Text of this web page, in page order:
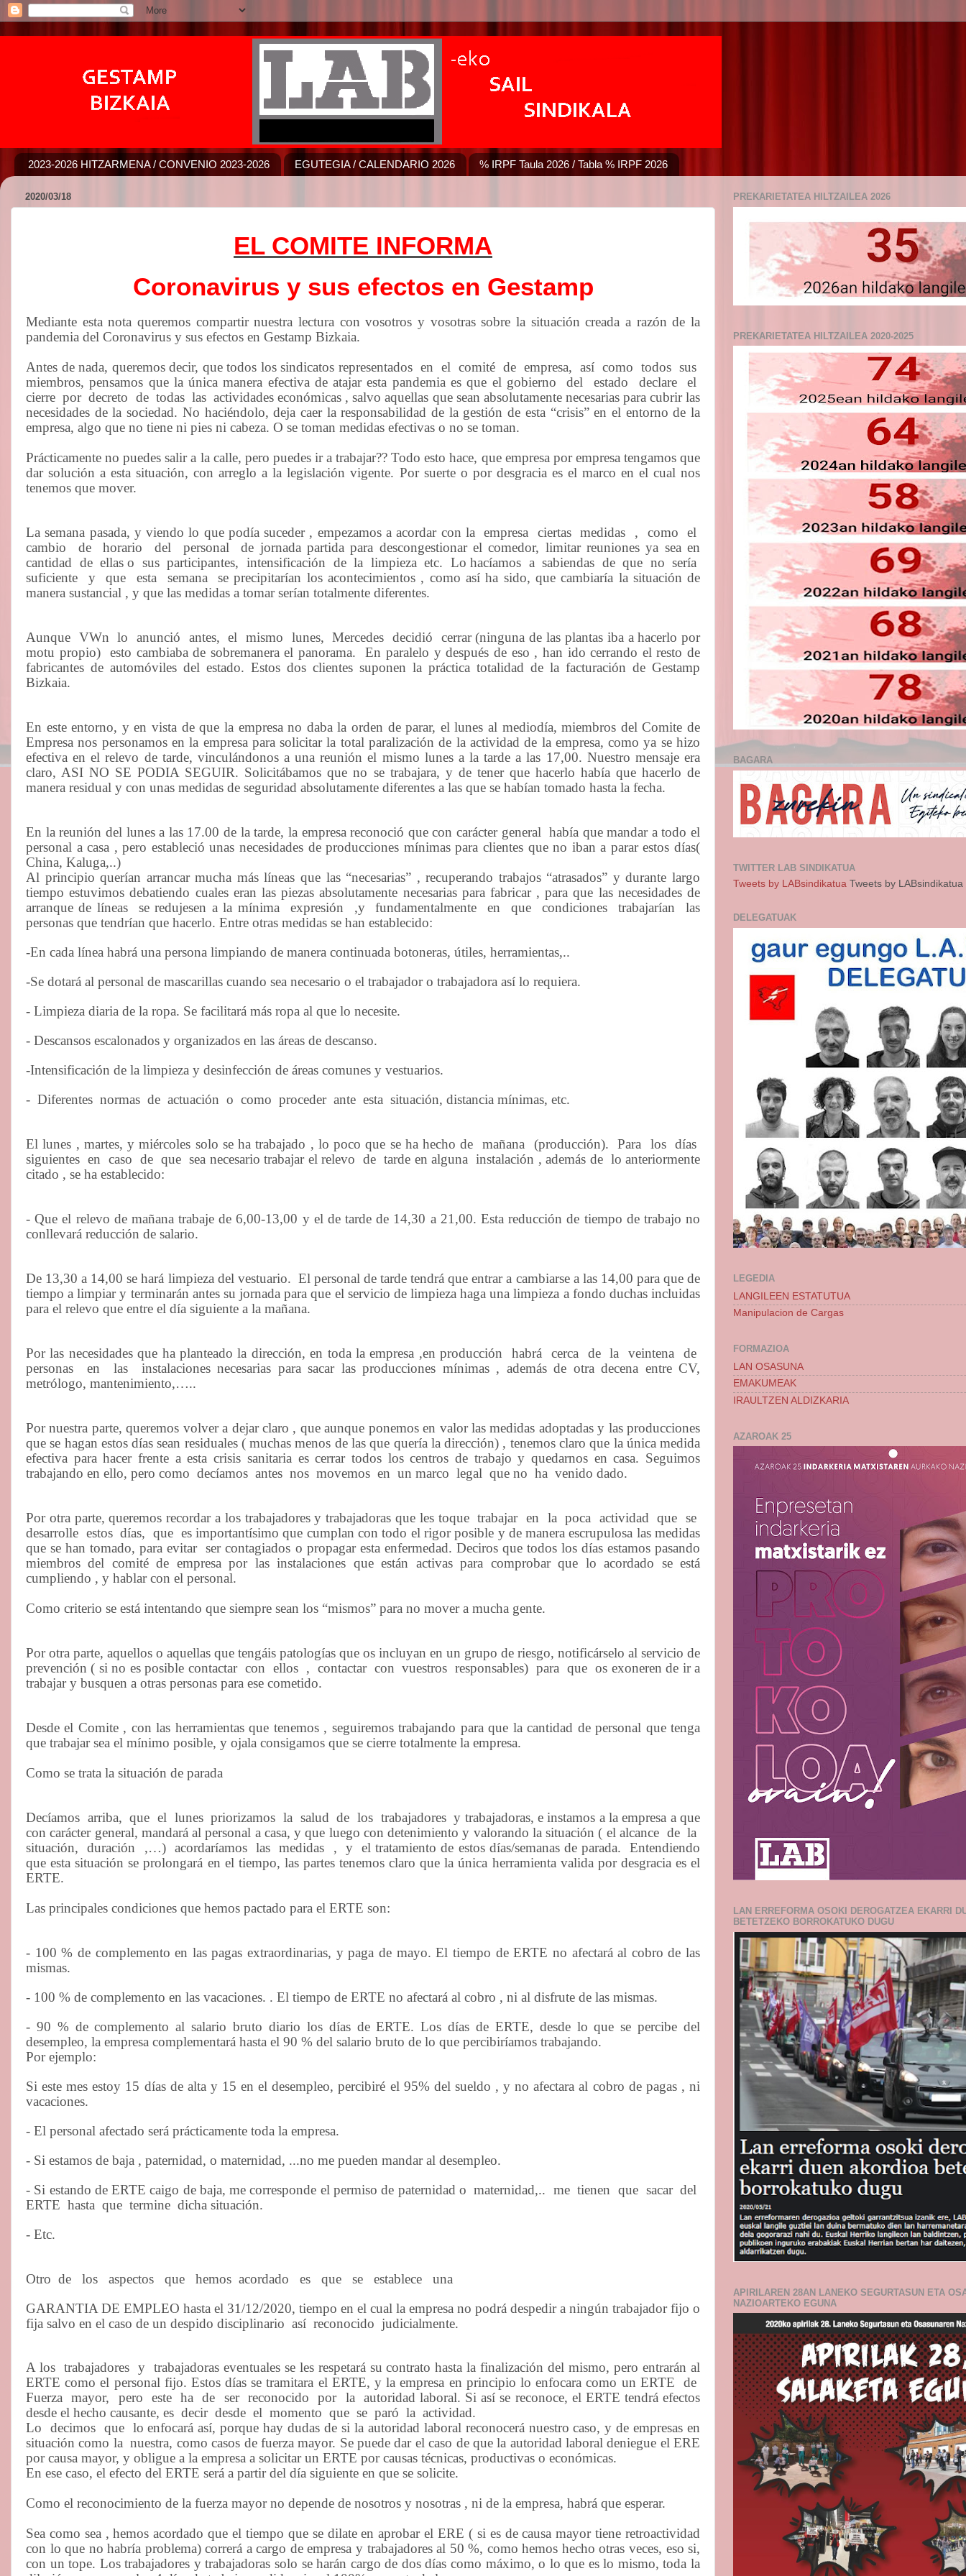
2023-2026 HITZARMENA / CONVENIO 2023-2026 EGUTEGIA / CALENDARIO 2026 % IRPF Taula 2026 / Tabla % IRPF 2026
2020/03/18
EL COMITE INFORMA
Coronavirus y sus efectos en Gestamp
Mediante esta nota queremos compartir nuestra lectura con vosotros y vosotras sobre la situación creada a razón de la
pandemia del Coronavirus y sus efectos en Gestamp Bizkaia.
Antes de nada, queremos decir, que todos los sindicatos representados en el comité de empresa, así como todos sus
miembros, pensamos que la única manera efectiva de atajar esta pandemia es que el gobierno
del estado declare
el
cierre por decreto de todas las actividadeseconómicas , salvo aquellas que sean absolutamente necesarias para cubrir las
necesidades de la sociedad. No haciéndolo, deja caer la responsabilidad de la gestión de esta “crisis” en el entorno de la
empresa, algo que no tiene ni pies ni cabeza. O se toman medidas efectivas o no se toman.
Prácticamente nopuedes salir a la calle, pero puedes ir a trabajar?? Todo esto hace, que empresa por empresa tengamos que
dar solución a esta situación, con arreglo a la legislación vigente. Por suerte o por desgracia es el marco en el cual nos
tenemos que mover.
La semana pasada, y viendo lo que podía suceder , empezamos a acordar con la empresa ciertas medidas , como
el
cambio
de horario del personal
de jornada partida para descongestionar el comedor, limitar reuniones ya sea en
cantidad de ellas o sus participantes, intensificación de la limpieza etc. Lo hacíamos a sabiendas de que no sería
suficiente
y que esta semana se precipitarían los acontecimientos , como así ha sido, que cambiaría la situaciónde
manera sustancial , y que las medidas a tomar serían totalmente diferentes.
Aunque VWn lo anunció antes, el mismo lunes, Mercedes decidió
cerrar (ninguna de las plantas iba a hacerlo por
motu propio)
esto cambiaba de sobremanera el panorama. En paralelo y después de eso , han ido cerrando elresto de
fabricantes de automóviles del estado. Estos dos clientes suponen la práctica totalidad de la facturación de Gestamp
Bizkaia.
En este entorno, y en vista de que la empresa no daba la orden de parar, el lunes al mediodía, miembros del Comite de
Empresa nos personamos en la empresa para solicitar la total paralización de la actividad de la empresa, como ya se hizo
efectiva en el relevo de tarde, vinculándonos a una reunión el mismo lunes a la tarde a las 17,00. Nuestro mensaje era
claro, ASI NO SE PODIA SEGUIR. Solicitábamos que no se trabajara, y de tener que hacerlo había que hacerlo de
manera residual y con unas medidas de seguridad absolutamente diferentes a las que se habían tomado hasta la fecha.
En la reunión del lunes a las 17.00 de la tarde, la empresa reconoció que con carácter general había que mandar a todo el
personal a casa , pero estableció unas necesidades de producciones mínimas para clientes que no iban a parar estos días(
China, Kaluga,..)
Al principio querían arrancar mucha más líneas que las “necesarias” , recuperando trabajos “atrasados” y durante largo
tiempo estuvimos debatiendo cuales eran las piezas absolutamente necesarias para fabricar , para que las necesidades de
arranque de líneas
se redujesen a la mínima expresión ,y fundamentalmente en que condiciones trabajarían
las
personas que tendrían que hacerlo. Entre otras medidas se han establecido:
-En cada línea habrá una persona limpiando de manera continuada botoneras, útiles, herramientas,..
-Se dotará al personal de mascarillas cuando sea necesario o el trabajador o trabajadora así lo requiera.
- Limpieza diaria de la ropa. Se facilitará más ropa al que lo necesite.
- Descansos escalonados y organizados en las áreas de descanso.
-Intensificación de la limpieza y desinfección de áreas comunes y vestuarios.
- Diferentes normas de actuación o como proceder ante esta situación, distancia mínimas, etc.
El lunes , martes, y miércoles solo se ha trabajado , lo poco que se ha hecho de mañana (producción). Para los días
siguientes en caso de que sea necesario trabajar el relevo de tarde en alguna instalación , además de lo anteriormente
citado , se ha establecido:
- Que el relevo de mañana trabaje de 6,00-13,00 y el de tarde de 14,30 a 21,00. Esta reducción de tiempo de trabajo no
conllevará reducción de salario.
De 13,30 a 14,00 se hará limpieza del vestuario. El personal de tarde tendrá que entrar a cambiarse a las 14,00 para que de
tiempo a limpiar y terminarán antes su jornada para que el servicio de limpieza haga una limpieza a fondo duchas incluidas
para el relevo que entre el día siguiente a la mañana.
Por las necesidades que ha planteado la dirección, en toda la empresa ,en producción habrá cerca de la veintena
de
personas
en las
instalaciones necesarias para sacar las producciones mínimas , además de otra decena entre CV,
metrólogo, mantenimiento,…..
Por nuestra parte, queremos volver a dejar claro , que aunque ponemos en valor las medidas adoptadas y las producciones
que se hagan estos días sean residuales ( muchas menos de las que quería la dirección) , tenemos claro que la única medida
efectiva para hacer frente a esta crisis sanitaria es cerrar todos los centros de trabajo y quedarnos en casa. Seguimos
trabajando en ello, pero como decíamos antes nos movemos en un marco legal que no ha venido dado.
Por otra parte, queremos recordar a los trabajadores y trabajadoras que les toque trabajar en la poca actividad que se
desarrolle estos días, que es importantísimo que cumplan con todo el rigor posible y de manera escrupulosa las medidas
que se han tomado, para evitar ser contagiados o propagar esta enfermedad. Deciros que todos los días estamos pasando
miembros del comité de empresa por las instalaciones que están activas para comprobar que lo acordado se está
cumpliendo , y hablar con el personal.
Como criterio se está intentando que siempre sean los “mismos” para no mover a mucha gente.
Por otra parte, aquellos o aquellas que tengáis patologías que os incluyan en un grupo de riesgo, notificárselo al servicio de
prevención ( si no es posible contactar con ellos , contactar con vuestros responsables) para que os exoneren de ir a
trabajar y busquen a otras personas para ese cometido.
Desde el Comite , con las herramientas que tenemos , seguiremos trabajando para que la cantidad de personal que tenga
que trabajar sea el mínimo posible, y ojala consigamos que se cierre totalmente la empresa.
Como se trata la situación de parada
Decíamos arriba, que el lunes priorizamos la salud de los trabajadores y trabajadoras, e instamos a la empresa a que
con carácter general, mandará al personal a casa, y que luego con detenimiento y valorando la situación ( el alcance de la
situación,
duración ,…) acordaríamos las medidas , y el tratamiento de estos días/semanas de parada.
Entendiendo
que esta situación se prolongará en el tiempo, las partes tenemos claro que la única herramienta valida por desgracia es el
ERTE.
Las principales condiciones que hemos pactado para el ERTE son:
- 100 % de complemento en las pagas extraordinarias, y paga de mayo. El tiempo de ERTE no afectará al cobro de las
mismas.
- 100 % de complemento en las vacaciones. . El tiempo de ERTE no afectará al cobro , ni al disfrute de las mismas.
- 90 % de complemento al salario bruto diario los días de ERTE. Los días de ERTE, desde lo que se percibe del
desempleo, la empresa complementará hasta el 90 % del salario bruto de lo que percibiríamos trabajando.
Por ejemplo:
Si este mes estoy 15 días de alta y 15 en el desempleo, percibiré el 95% del sueldo , y no afectara al cobro de pagas , ni
vacaciones.
- El personal afectado será prácticamente toda la empresa.
- Si estamos de baja , paternidad, o maternidad, ...no me pueden mandar al desempleo.
- Si estando de ERTE caigo de baja, me corresponde el permiso de paternidad o maternidad,.. me tienen que sacar del
ERTE hasta que termine dicha situación.
- Etc.
Otro de los aspectos que hemos acordado es que se establece
una
GARANTIA DE EMPLEO hasta el 31/12/2020, tiempo en el cual la empresa no podrá despedir a ningún trabajador fijo o
fija salvo en el caso de un despido disciplinario así reconocido judicialmente.
A los trabajadores y trabajadoras eventuales se les respetará su contrato hasta la finalización del mismo, pero entrarán al
ERTE como el personal fijo. Estos días se tramitara el ERTE, y la empresa en principio lo enfocara como un ERTE
de
Fuerza
mayor, pero este ha de ser reconocido por la
autoridad laboral. Si así se reconoce, el ERTE tendrá efectos
desde el hecho causante, es decir desde el momento que se paró la actividad.
Lo
decimos que lo enfocará así, porque hay dudas de si la autoridad laboral reconocerá nuestro caso, y de empresas en
situación como la nuestra, como casos de fuerza mayor. Se puede dar el caso de que la autoridad laboral deniegue el ERE
por causa mayor, y obligue a la empresa a solicitar un ERTE por causas técnicas, productivas o económicas.
En ese caso, el efecto del ERTE será a partir del día siguiente en que se solicite.
Como el reconocimiento de la fuerza mayor no depende de nosotros y nosotras , ni de la empresa, habrá que esperar.
Sea como sea , hemos acordado que el tiempo que se dilate en aprobar el ERE ( si es de causa mayor tiene retroactividad
con lo que no habría problema) correrá a cargo de empresa y trabajadores al 50 %, como hemos hecho otras veces, eso si,
con un tope. Los trabajadores y trabajadoras solo se harán cargo de dos días como máximo, o lo que es lo mismo, toda la
PREKARIETATEA HILTZAILEA 2026
PREKARIETATEA HILTZAILEA 2020-2025
BAGARA
TWITTER LAB SINDIKATUA
Tweets by LABsindikatua Tweets by LABsindikatua
DELEGATUAK
LEGEDIA
LANGILEEN ESTATUTUA
Manipulacion de Cargas
FORMAZIOA
LAN OSASUNA
EMAKUMEAK
IRAULTZEN ALDIZKARIA
AZAROAK 25
LAN ERREFORMA OSOKI DEROGATZEA EKARRI
BETETZEKO BORROKATUKO DUGU
APIRILAREN 28AN LANEKO SEGURTASUN ETA
NAZIOARTEKO EGUNA